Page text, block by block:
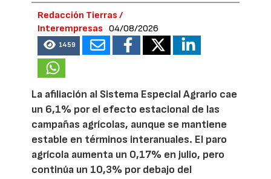
Redacción Tierras /
Interempresas
04/08/2026
1459
La afiliación al Sistema Especial Agrario cae
un 6,1% por el efecto estacional de las
campañas agrícolas, aunque se mantiene
estable en términos interanuales. El paro
agrícola aumenta un 0,17% en julio, pero
continúa un 10,3% por debajo del